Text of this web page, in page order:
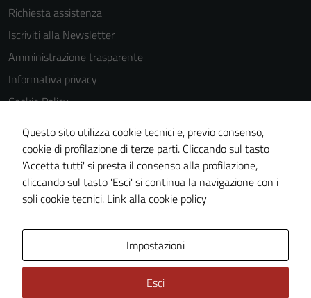
Richiesta assistenza
Iscriviti alla Newsletter
Amministrazione trasparente
Informativa privacy
Cookie Policy
Media policy
Note legali
Dichiarazione di accessibilità
Piano di miglioramento del sito
Questo sito utilizza cookie tecnici e, previo consenso,
cookie di profilazione di terze parti. Cliccando sul tasto
'Accetta tutti' si presta il consenso alla profilazione,
cliccando sul tasto 'Esci' si continua la navigazione con i
soli cookie tecnici. Link alla cookie policy
Impostazioni
Esci